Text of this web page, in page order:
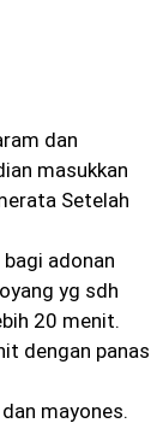
dan
masukkan
Setelah
adonan
yg sdh
20 menit.
dengan panas
mayones.